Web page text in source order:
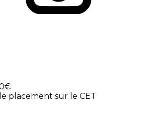
placement sur le CET